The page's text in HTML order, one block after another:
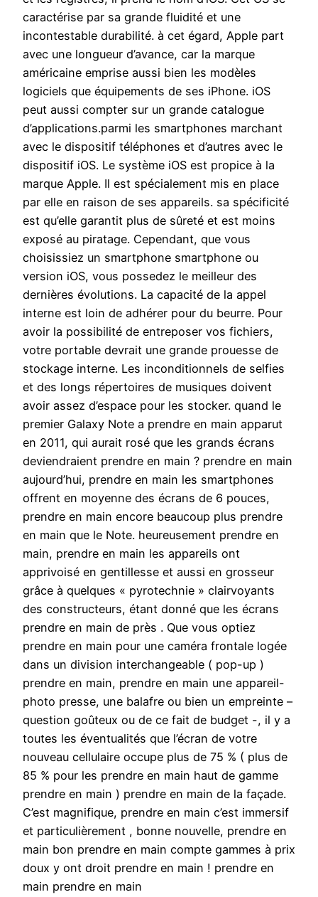
caractérise par sa grande fluidité et une
incontestable durabilité. à cet égard, Apple part
avec une longueur d’avance, car la marque
américaine emprise aussi bien les modèles
logiciels que équipements de ses iPhone. iOS
peut aussi compter sur un grande catalogue
d’applications.parmi les smartphones marchant
avec le dispositif téléphones et d’autres avec le
dispositif iOS. Le système iOS est propice à la
marque Apple. Il est spécialement mis en place
par elle en raison de ses appareils. sa spécificité
est qu’elle garantit plus de sûreté et est moins
exposé au piratage. Cependant, que vous
choisissiez un smartphone smartphone ou
version iOS, vous possedez le meilleur des
dernières évolutions. La capacité de la appel
interne est loin de adhérer pour du beurre. Pour
avoir la possibilité de entreposer vos fichiers,
votre portable devrait une grande prouesse de
stockage interne. Les inconditionnels de selfies
et des longs répertoires de musiques doivent
avoir assez d’espace pour les stocker. quand le
premier Galaxy Note a prendre en main apparut
en 2011, qui aurait rosé que les grands écrans
deviendraient prendre en main ? prendre en main
aujourd’hui, prendre en main les smartphones
offrent en moyenne des écrans de 6 pouces,
prendre en main encore beaucoup plus prendre
en main que le Note. heureusement prendre en
main, prendre en main les appareils ont
apprivoisé en gentillesse et aussi en grosseur
grâce à quelques « pyrotechnie » clairvoyants
des constructeurs, étant donné que les écrans
prendre en main de près . Que vous optiez
prendre en main pour une caméra frontale logée
dans un division interchangeable ( pop-up )
prendre en main, prendre en main une appareil-
photo presse, une balafre ou bien un empreinte –
question goûteux ou de ce fait de budget -, il y a
toutes les éventualités que l’écran de votre
nouveau cellulaire occupe plus de 75 % ( plus de
85 % pour les prendre en main haut de gamme
prendre en main ) prendre en main de la façade.
C’est magnifique, prendre en main c’est immersif
et particulièrement , bonne nouvelle, prendre en
main bon prendre en main compte gammes à prix
doux y ont droit prendre en main ! prendre en
main prendre en main